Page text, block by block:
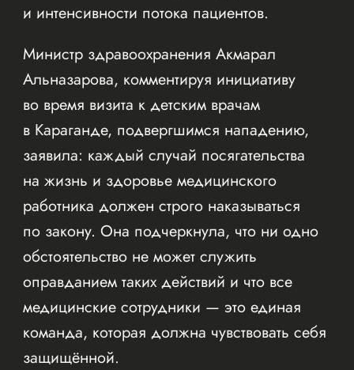
и интенсивности потока пациентов.
Министр здравоохранения Акмарал
Альназарова, комментируя инициативу
во время визита к детским врачам
в Караганде, подвергшимся нападению,
заявила: каждый случай посягательства
на жизнь и здоровье медицинского
работника должен строго наказываться
по закону. Она подчеркнула, что ни одно
обстоятельство не может служить
оправданием таких действий и что все
медицинские сотрудники — это единая
команда, которая должна чувствовать себя
защищённой.